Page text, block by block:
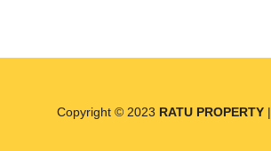
Copyright © 2023 RATU PROPERTY|